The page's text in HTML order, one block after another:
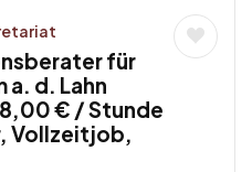
für
a. d. Lahn
€ / Stunde
Vollzeitjob,